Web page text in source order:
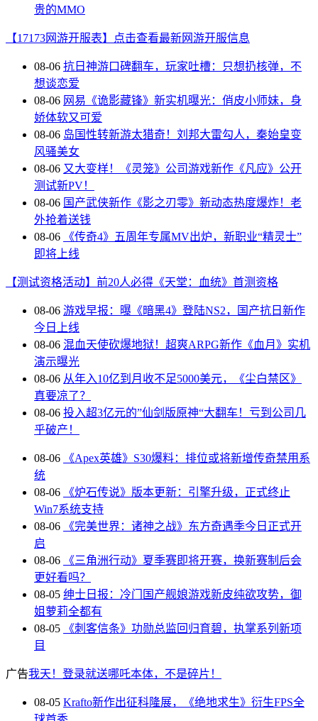
贵的MMO
【17173网游开服表】点击查看最新网游开服信息
08-06 抗日神游口碑翻车，玩家吐槽：只想扔核弹，不
想谈恋爱
08-06 网易《诡影藏锋》新实机曝光：俏皮小师妹，身
娇体软又可爱
08-06 岛国性转新游太猎奇！刘邦大雷勾人，秦始皇变
风骚美女
08-06 又大变样！《灵笼》公司游戏新作《凡应》公开
测试新PV！
08-06 国产武侠新作《影之刃零》新动态热度爆炸！老
外抢着送钱
08-06
《传奇4》五周年专属MV出炉，新职业“精灵士”
即将上线
【测试资格活动】前20人必得《天堂：血统》首测资格
08-06 游戏早报：曝《暗黑4》登陆NS2，国产抗日新作
今日上线
08-06 混血天使砍爆地狱！超爽ARPG新作《血月》实机
演示曝光
08-06 从年入10亿到月收不足5000美元，《尘白禁区》
真要凉了？
08-06 投入超3亿元的”仙剑版原神“大翻车！亏到公司几
乎破产！
08-06
《Apex英雄》S30爆料：排位或将新增传奇禁用系
统
08-06
《炉石传说》版本更新：引擎升级，正式终止
Win7系统支持
08-06
《完美世界：诸神之战》东方奇遇季今日正式开
启
08-06
《三角洲行动》夏季赛即将开赛，换新赛制后会
更好看吗？
08-05 绅士日报：冷门国产舰娘游戏新皮纯欲攻势，御
姐萝莉全都有
08-05
《刺客信条》功勋总监回归育碧，执掌系列新项
目
广告我天！登录就送哪吒本体，不是碎片！
08-05 Krafto新作出征科隆展，《绝地求生》衍生FPS全